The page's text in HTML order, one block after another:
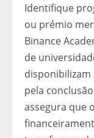
Identifique
ou prémio
Binance
de
pela
assegura que